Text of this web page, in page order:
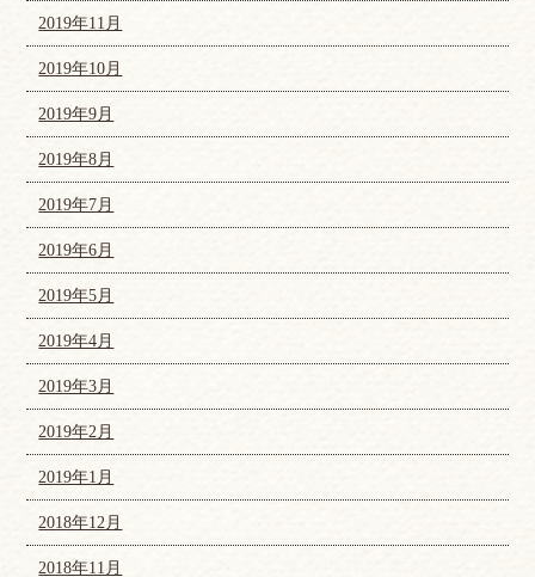
2019年11月
2019年10月
2019年9月
2019年8月
2019年7月
2019年6月
2019年5月
2019年4月
2019年3月
2019年2月
2019年1月
2018年12月
2018年11月